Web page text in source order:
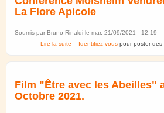
La Flore Apicole
Soumis par Bruno Rinaldi le mar, 21/09/2021 - 12:19
Lire la suite de Conférence Molsheim
Identifiez-vous pour poster des
Film "Être avec les Abeilles"
Octobre 2021.